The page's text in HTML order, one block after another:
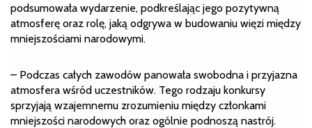
podsumowała wydarzenie, podkreślając jego pozytywną
atmosferę oraz rolę, jaką odgrywa w budowaniu więzi między
mniejszościami narodowymi.
– Podczas całych zawodów panowała swobodna i przyjazna
atmosfera wśród uczestników. Tego rodzaju konkursy
sprzyjają wzajemnemu zrozumieniu między członkami
mniejszości narodowych oraz ogólnie podnoszą nastrój.